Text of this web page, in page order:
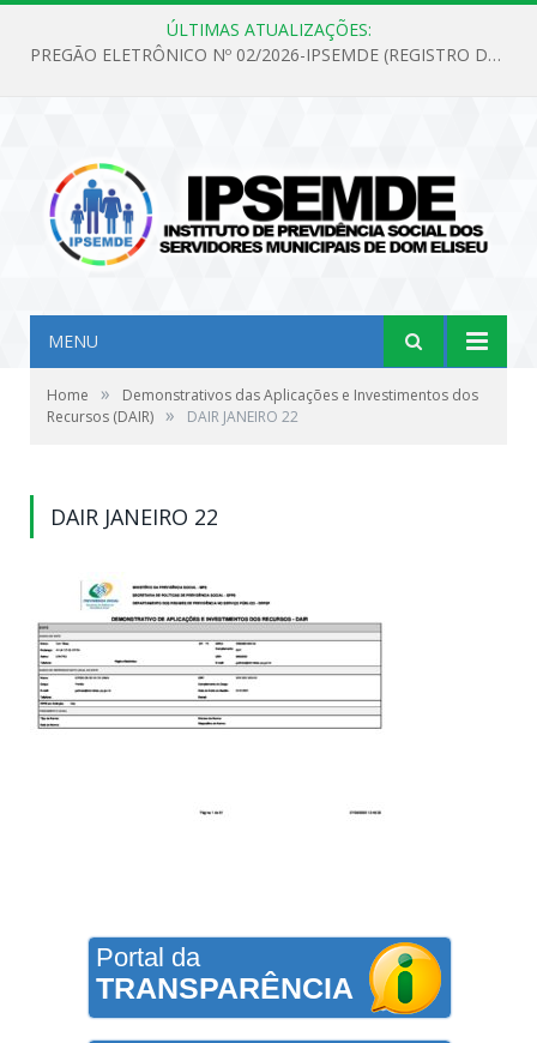
ÚLTIMAS ATUALIZAÇÕES:
PREGÃO ELETRÔNICO Nº 02/2026-IPSEMDE (REGISTRO DE PREÇOS PARA FUTURA E EVENTUAL AQUISIÇÃO DE MATERIAL DE LIMPEZA E GÊNEROS ALIMENTÍCIOS PARA ATENDER AS NECESSIDADES DO INSTITUTO DE PREVIDÊNCIA SOCIAL DOS SERVIDORES MUNICIPAIS DE DOM ELISEU.)
MENU
Home »
Demonstrativos das Aplicações e Investimentos dos
Recursos (DAIR) » DAIR JANEIRO 22
DAIR JANEIRO 22
Portal da
TRANSPARÊNCIA